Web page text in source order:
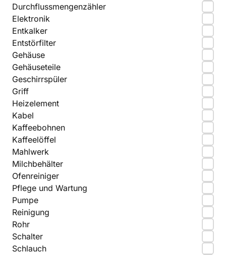
Durchflussmengenzähler
Elektronik
Entkalker
Entstörfilter
Gehäuse
Gehäuseteile
Geschirrspüler
Griff
Heizelement
Kabel
Kaffeebohnen
Kaffeelöffel
Mahlwerk
Milchbehälter
Ofenreiniger
Pflege und Wartung
Pumpe
Reinigung
Rohr
Schalter
Schlauch